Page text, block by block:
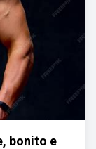
bonito e